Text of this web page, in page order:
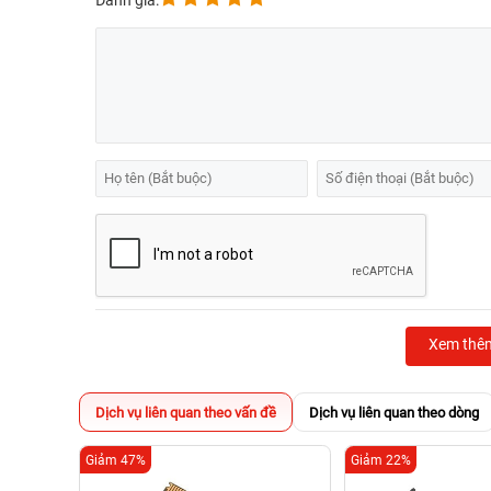
Xem
Dịch vụ liên quan theo vấn đề Dịch vụ liên quan theo dòng
Giảm 47% Giảm 22%